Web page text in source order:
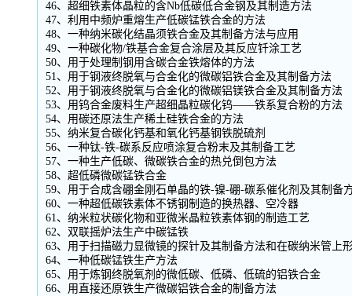
46、超细铁素体晶粒的含Nb低碳低合金钢及其制造方法
47、利用中频炉重熔生产低碳锰铁合金的方法
48、一种纳米碳化结晶须铁合金及其制备方法与应用
49、一种碳化物/铁基合金复合涂层及其反应钎涂工艺
50、用于处理制钢用含碳合金铁熔体的方法
51、用于钢液终脱氧与合金化的微碳铝铁合金及其制备方法
52、用于钢液终脱氧与合金化的微碳铝镁铁合金及其制备方法
53、用钨合金废料生产超细晶粒碳化钨——铁系复合粉的方法
54、用碳还原法生产稀土硅铁合金的方法
55、纳米复合碳化钙基和氧化钙基钢铁脱硫剂
56、一种钛-铁-碳系反应喷涂复合粉末及其制备工艺
57、一种生产低碳、微碳铁合金的热兑倒包方法
58、超低磷微碳锰铁合金
59、用于合成含硼金刚石单晶的铁-镍-硼-碳系催化剂及其制备
60、一种超低碳铁素体不锈钢制造的换热器、空冷器
61、纳米粒状碳化物和亚微米晶粒铁素体钢的制造工艺
62、双联摇炉法生产中碳锰铁
63、用于扫描磁力显微镜的探针及其制备方法和在碳纳米管上
64、一种低碳锰铁生产方法
65、用于炼钢终脱氧剂的微低碳、低磷、低硫的铝铁合金
66、用直接还原铁生产微碳铝铁合金的制备方法